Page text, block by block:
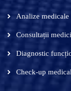
Analize medicale
Consultații
Diagnostic
Check-up medical